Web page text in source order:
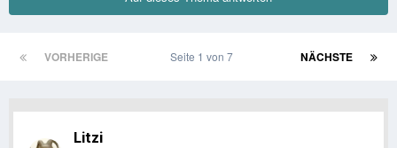
VORHERIGE NÄCHSTE
Seite 1 von 7
Litzi